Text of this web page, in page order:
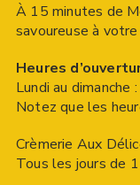
À 15 minutes de
savoureuse à
Heures
Lundi au dimanche
Notez que les
Crèmerie Aux
Tous les jours de